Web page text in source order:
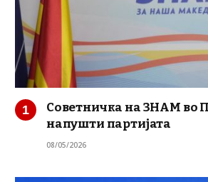
Советничка на ЗНАМ во
напушти партијата
08/05/2026